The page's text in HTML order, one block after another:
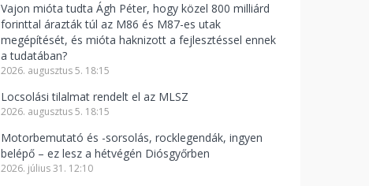
Vajon mióta tudta Ágh Péter, hogy közel 800 milliárd
forinttal árazták túl az M86 és M87-es utak
megépítését, és mióta haknizott a fejlesztéssel ennek
a tudatában?
2026. augusztus 5. 18:15
Locsolási tilalmat rendelt el az MLSZ
2026. augusztus 5. 18:15
Motorbemutató és -sorsolás, rocklegendák, ingyen
belépő – ez lesz a hétvégén Diósgyőrben
2026. július 31. 12:10